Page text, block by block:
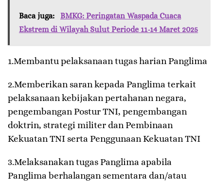
Baca juga:
BMKG: Peringatan Waspada Cuaca
Ekstrem di Wilayah Sulut Periode 11-14 Maret 2025
1.Membantu pelaksanaan tugas harian Panglima
2.Memberikan saran kepada Panglima terkait
pelaksanaan kebijakan pertahanan negara,
pengembangan Postur TNI, pengembangan
doktrin, strategi militer dan Pembinaan
Kekuatan TNI serta Penggunaan Kekuatan TNI
3.Melaksanakan tugas Panglima apabila
Panglima berhalangan sementara dan/atau